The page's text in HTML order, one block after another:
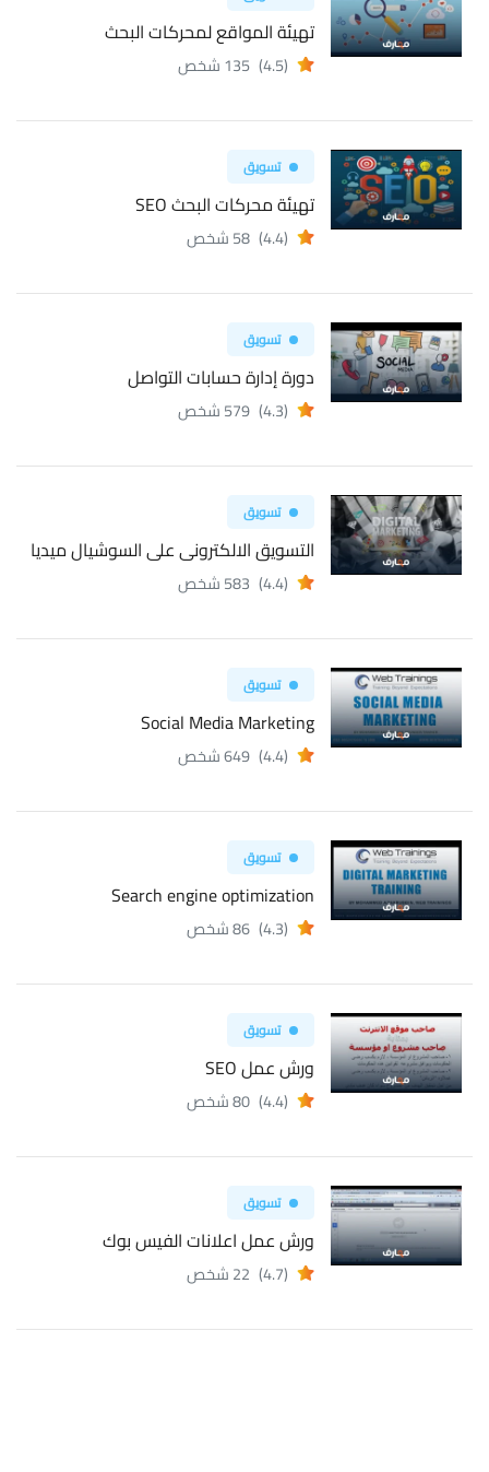
تهيئة المواقع لمحركات البحث
(4.5) 135 شخص
تسويق
تهيئة محركات البحث SEO
(4.4) 58 شخص
تسويق
دورة إدارة حسابات التواصل
(4.3) 579 شخص
تسويق
التسويق الالكترونى على السوشيال ميديا
(4.4) 583 شخص
تسويق
Social Media Marketing
(4.4) 649 شخص
تسويق
Search engine optimization
(4.3) 86 شخص
تسويق
ورش عمل SEO
(4.4) 80 شخص
تسويق
ورش عمل اعلانات الفيس بوك
(4.7) 22 شخص